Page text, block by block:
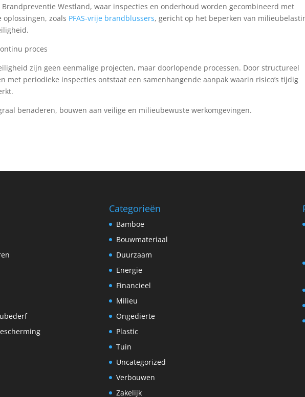
Westland, waar inspecties en onderhoud worden gecombineerd met
zoals PFAS-vrije brandblussers, gericht op het beperken van
proces
zijn geen eenmalige projecten, maar doorlopende processen. Door structureel
met periodieke inspecties ontstaat een samenhangende aanpak waarin risico’s tijdig
benaderen, bouwen aan veilige en milieubewuste werkomgevingen.
Categorieën
Bamboe
Bouwmateriaal
Duurzaam
Energie
Financieel
Milieu
Ongedierte
Plastic
Tuin
Uncategorized
Verbouwen
Zakelijk